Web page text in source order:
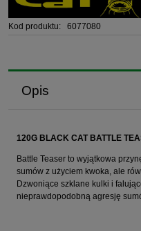
Kod produktu: 6077080
Opis
120G BLACK CAT BATTLE
Battle Teaser to wyjątkowa
sumów z użyciem kwoka, ale
Dzwoniące szklane kulki i
nieprawdopodobną agresję